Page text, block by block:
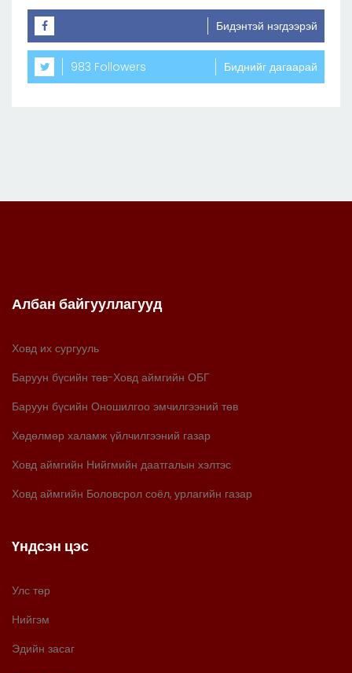
Бидэнтэй нэгдээрэй
983 Followers Биднийг дагаарай
Албан байгууллагууд
Ховд их сургууль
Баруун бүсийн төв-Ховд аймгийн ОБГ
Баруун бүсийн Оношилгоо эмчилгээний төв
Хөдөлмөр халамж үйлчилгээний газар
Ховд аймгийн Нийгмийн даатгалын хэлтэс
Ховд аймгийн Боловсрол соёл, урлагийн газар
Үндсэн цэс
Улс төр
Нийгэм
Эдийн засаг